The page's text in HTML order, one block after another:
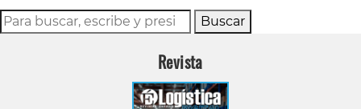
Buscar
Revista